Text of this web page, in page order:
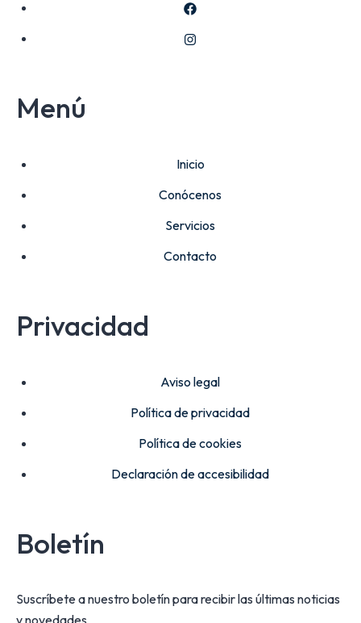
Menú
Inicio
Conócenos
Servicios
Contacto
Privacidad
Aviso legal
Política de privacidad
Política de cookies
Declaración de accesibilidad
Boletín
Suscríbete a nuestro boletín para recibir las últimas noticias
y novedades